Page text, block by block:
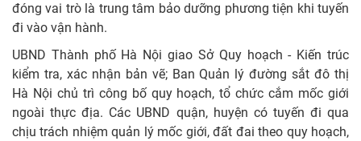
đóng vai trò là trung tâm bảo dưỡng phương tiện khi tuyến
đi vào vận hành.
UBND Thành phố Hà Nội giao Sở Quy hoạch - Kiến trúc
kiểm tra, xác nhận bản vẽ; Ban Quản lý đường sắt đô thị
Hà Nội chủ trì công bố quy hoạch, tổ chức cắm mốc giới
ngoài thực địa. Các UBND quận, huyện có tuyến đi qua
chịu trách nhiệm quản lý mốc giới, đất đai theo quy hoạch,